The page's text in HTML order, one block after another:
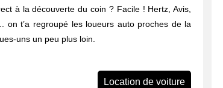
à la découverte du coin ? Facile ! Hertz, Avis,
on t’a regroupé les loueurs auto proches de la
uns un peu plus loin.
Location de voiture